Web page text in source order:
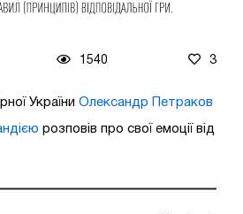
1540 3
України Олександр Петраков
розповів про свої емоції від